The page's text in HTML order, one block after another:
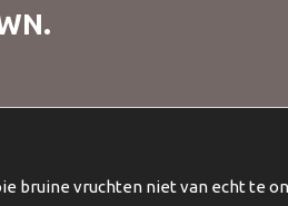
bruine vruchten niet van echt te